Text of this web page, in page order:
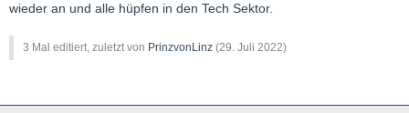
wieder an und alle hüpfen in den Tech Sektor.
3 Mal editiert, zuletzt von PrinzvonLinz (29. Juli 2022)